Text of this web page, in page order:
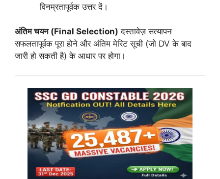
विनम्रतापूर्वक उत्तर दें।
अंतिम चयन (Final Selection) दस्तावेज़ सत्यापन
सफलतापूर्वक पूरा होने और अंतिम मेरिट सूची (जो DV के बाद
जारी हो सकती है) के आधार पर होगा।